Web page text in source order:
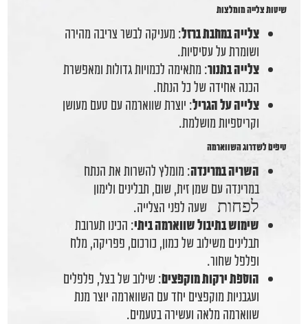
שיטות צלייה מומלצות
צלייה במחבת ברזל: מעניקה לבשר צריבה מהירה
ושומרת על עסיסיות.
צלייה בתנור: מתאימה לכמויות גדולות ומאפשרת
הכנה אחידה של כל הנתח.
צלייה על הגריל: יוצרת שווארמה עם טעם מעושן
וקריספיות מושלמת.
טיפים לשדרוג השווארמה
השריה במרינדה: מומלץ להשרות את הנתח
במרינדה עם שמן זית, שום, תבלינים ולימון
לפחותשעה לפני הצלייה.
שימוש בתיבול שווארמה ביתי: הכינו תערובת
תבלינים משילוב של כמון, כורכום, פפריקה, מלח
ופלפל שחור.
הוספת ירקות מוקפצים: שילוב של בצל, פלפלים
ועגבניות מוקפצים יחד עם השווארמה יוצר מנת
שווארמה מלאה ועשירה בטעמים.